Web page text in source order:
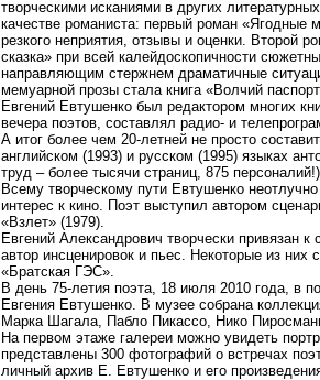
творческими исканиями в других
качестве романиста: первый роман «Ягодные
резкого неприятия, отзывы и оценки. Второй
сказка» при всей калейдоскопичности
направляющим стержнем драматичные
мемуарной прозы стала книга «Волчий
Евгений Евтушенко был редактором многих
вечера поэтов, составлял радио- и
А итог более чем 20-летней не просто
английском (1993) и русском (1995) языках
труд – более тысячи страниц, 875
Всему творческому пути Евтушенко
интерес к кино. Поэт выступил автором
«Взлет» (1979).
Евгений Александрович творчески привязан
автор инсценировок и пьес. Некоторые из
«Братская ГЭС».
В день 75-летия поэта, 18 июля 2010 года, в
Евгения Евтушенко. В музее собрана
Марка Шагала, Пабло Пикассо, Нико
На первом этаже галереи можно увидеть
представлены 300 фотографий о встречах
личный архив Е. Евтушенко и его